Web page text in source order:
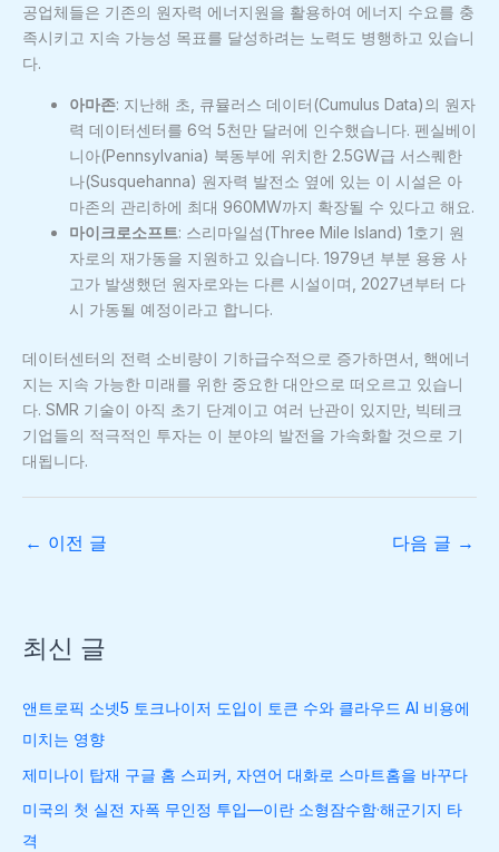
공업체들은 기존의 원자력 에너지원을 활용하여 에너지 수요를 충
족시키고 지속 가능성 목표를 달성하려는 노력도 병행하고 있습니
다.
아마존: 지난해 초, 큐뮬러스 데이터(Cumulus Data)의 원자
력 데이터센터를 6억 5천만 달러에 인수했습니다. 펜실베이
니아(Pennsylvania) 북동부에 위치한 2.5GW급 서스퀘한
나(Susquehanna) 원자력 발전소 옆에 있는 이 시설은 아
마존의 관리하에 최대 960MW까지 확장될 수 있다고 해요.
마이크로소프트: 스리마일섬(Three Mile Island) 1호기 원
자로의 재가동을 지원하고 있습니다. 1979년 부분 용융 사
고가 발생했던 원자로와는 다른 시설이며, 2027년부터 다
시 가동될 예정이라고 합니다.
데이터센터의 전력 소비량이 기하급수적으로 증가하면서, 핵에너
지는 지속 가능한 미래를 위한 중요한 대안으로 떠오르고 있습니
다. SMR 기술이 아직 초기 단계이고 여러 난관이 있지만, 빅테크
기업들의 적극적인 투자는 이 분야의 발전을 가속화할 것으로 기
대됩니다.
← 이전 글 다음 글 →
최신 글
앤트로픽 소넷5 토크나이저 도입이 토큰 수와 클라우드 AI 비용에
미치는 영향
제미나이 탑재 구글 홈 스피커, 자연어 대화로 스마트홈을 바꾸다
미국의 첫 실전 자폭 무인정 투입—이란 소형잠수함·해군기지 타
격